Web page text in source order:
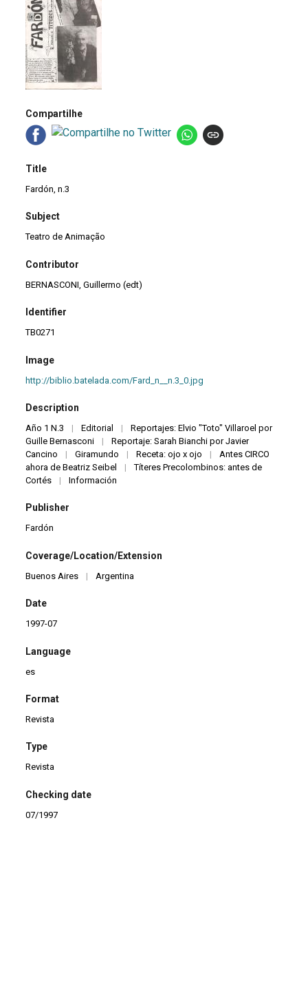
Compartilhe
Title
Fardón, n.3
Subject
Teatro de Animação
Contributor
BERNASCONI, Guillermo (edt)
Identifier
TB0271
Image
http://biblio.batelada.com/Fard_n__n.3_0.jpg
Description
Año 1 N.3 | Editorial |
Reportajes: Elvio "Toto" Villaroel por
Guille Bernasconi
|
Reportaje: Sarah Bianchi por Javier
Cancino
| Giramundo | Receta: ojo x ojo |
Antes CIRCO
ahora de Beatriz Seibel
|
Títeres Precolombinos: antes de
Cortés
| Información
Publisher
Fardón
Coverage/Location/Extension
Buenos Aires | Argentina
Date
1997-07
Language
es
Format
Revista
Type
Revista
Checking date
07/1997